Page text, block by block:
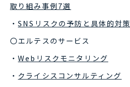
取り組み事例7選
・SNSリスクの予防と具体的対策
〇エルテスのサービス
・Webリスクモニタリング
・ クライシスコンサルティング